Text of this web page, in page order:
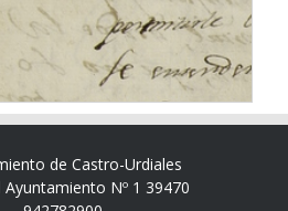
de Castro-Urdiales
Ayuntamiento Nº 1 39470